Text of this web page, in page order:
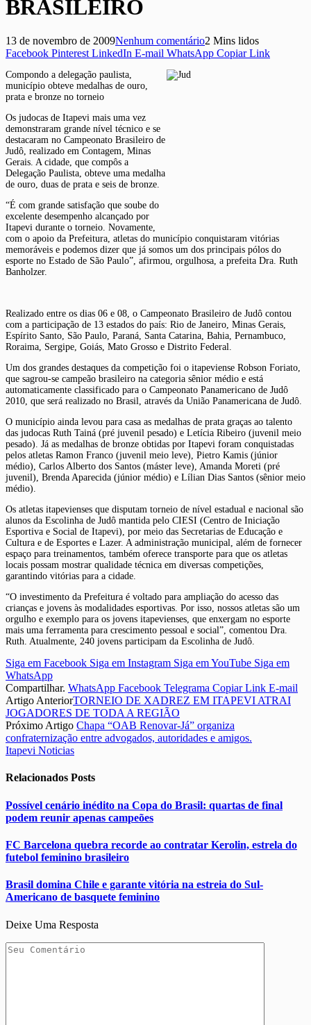
BRASILEIRO
13 de novembro de 2009Nenhum comentário2 Mins lidos
Facebook Pinterest LinkedIn E-mail WhatsApp Copiar Link
Compondo a delegação paulista,
município obteve medalhas de ouro,
prata e bronze no torneio
Os judocas de Itapevi mais uma vez
demonstraram grande nível técnico e se
destacaram no Campeonato Brasileiro de
Judô, realizado em Contagem, Minas
Gerais. A cidade, que compôs a
Delegação Paulista, obteve uma medalha
de ouro, duas de prata e seis de bronze.
“É com grande satisfação que soube do
excelente desempenho alcançado por
Itapevi durante o torneio. Novamente,
com o apoio da Prefeitura, atletas do município conquistaram vitórias
memoráveis e podemos dizer que já somos um dos principais pólos do
esporte no Estado de São Paulo”, afirmou, orgulhosa, a prefeita Dra. Ruth
Banholzer.
Realizado entre os dias 06 e 08, o Campeonato Brasileiro de Judô contou
com a participação de 13 estados do país: Rio de Janeiro, Minas Gerais,
Espírito Santo, São Paulo, Paraná, Santa Catarina, Bahia, Pernambuco,
Roraima, Sergipe, Goiás, Mato Grosso e Distrito Federal.
Um dos grandes destaques da competição foi o itapeviense Robson Foriato,
que sagrou-se campeão brasileiro na categoria sênior médio e está
automaticamente classificado para o Campeonato Panamericano de Judô
2010, que será realizado no Brasil, através da União Panamericana de Judô.
O município ainda levou para casa as medalhas de prata graças ao talento
das judocas Ruth Tainá (pré juvenil pesado) e Letícia Ribeiro (juvenil meio
pesado). Já as medalhas de bronze obtidas por Itapevi foram conquistadas
pelos atletas Ramon Franco (juvenil meio leve), Pietro Kamis (júnior
médio), Carlos Alberto dos Santos (máster leve), Amanda Moreti (pré
juvenil), Brenda Aparecida (júnior médio) e Lílian Dias Santos (sênior meio
médio).
Os atletas itapevienses que disputam torneio de nível estadual e nacional são
alunos da Escolinha de Judô mantida pelo CIESI (Centro de Iniciação
Esportiva e Social de Itapevi), por meio das Secretarias de Educação e
Cultura e de Esportes e Lazer. A administração municipal, além de fornecer
espaço para treinamentos, também oferece transporte para que os atletas
locais possam mostrar qualidade técnica em diversas competições,
garantindo vitórias para a cidade.
“O investimento da Prefeitura é voltado para ampliação do acesso das
crianças e jovens às modalidades esportivas. Por isso, nossos atletas são um
orgulho e exemplo para os jovens itapevienses, que enxergam no esporte
mais uma ferramenta para crescimento pessoal e social”, comentou Dra.
Ruth. Atualmente, 240 jovens participam da Escolinha de Judô.
Siga em Facebook Siga em Instagram Siga em YouTube Siga em
WhatsApp
Compartilhar. WhatsApp Facebook Telegrama Copiar Link E-mail
Artigo AnteriorTORNEIO DE XADREZ EM ITAPEVI ATRAI
JOGADORES DE TODA A REGIÃO
Próximo Artigo Chapa “OAB Renovar-Já” organiza
confraternização entre advogados, autoridades e amigos.
Itapevi Noticias
Relacionados Posts
Possível cenário inédito na Copa do Brasil: quartas de final
podem reunir apenas campeões
FC Barcelona quebra recorde ao contratar Kerolin, estrela do
futebol feminino brasileiro
Brasil domina Chile e garante vitória na estreia do Sul-
Americano de basquete feminino
Deixe Uma Resposta